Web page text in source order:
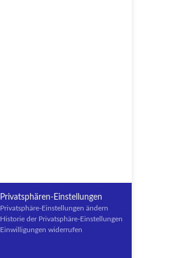
Privatsphären-Einstellungen
Privatsphäre-Einstellungen ändern
Historie der Privatsphäre-Einstellungen
Einwilligungen widerrufen